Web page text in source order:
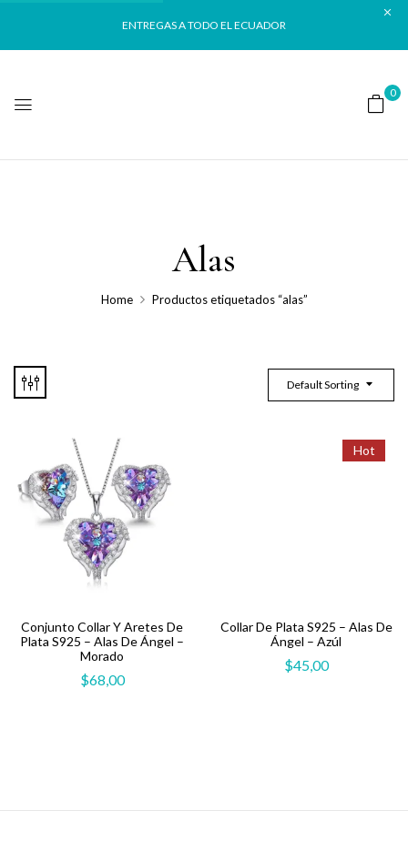
ENTREGAS A TODO EL ECUADOR
0
Alas
Home Productos etiquetados “alas”
Default Sorting
Conjunto Collar Y Aretes De
Plata S925 – Alas De Ángel –
Morado
$68,00
Hot
Collar De Plata S925 – Alas De
Ángel – Azúl
$45,00